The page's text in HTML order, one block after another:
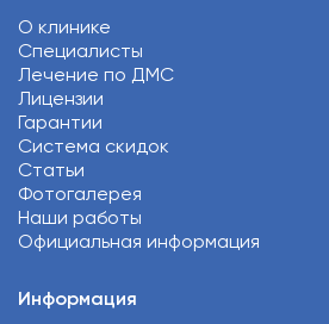
О клинике
Специалисты
Лечение по ДМС
Лицензии
Гарантии
Система скидок
Статьи
Фотогалерея
Наши работы
Официальная информация
Информация